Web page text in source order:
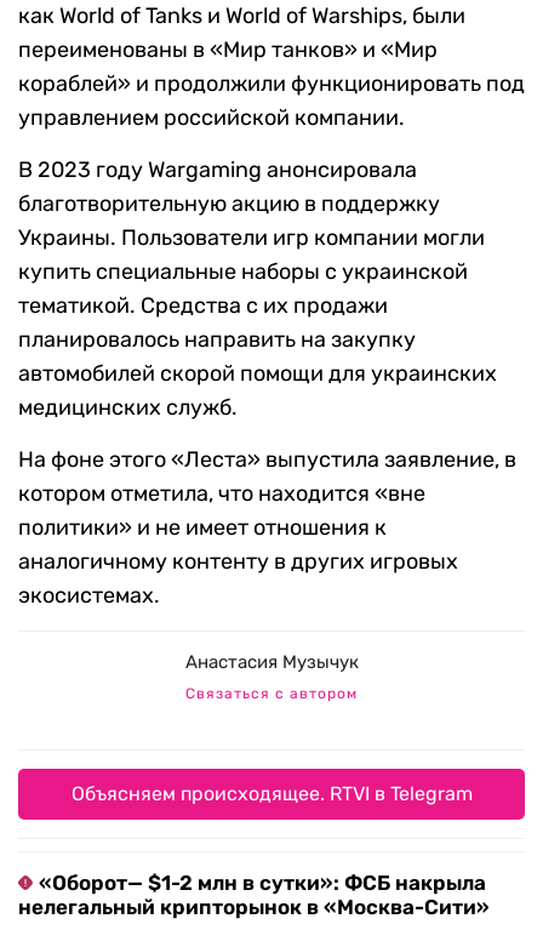
как World of Tanks и World of Warships, были
переименованы в «Мир танков» и «Мир
кораблей» и продолжили функционировать под
управлением российской компании.
В 2023 году Wargaming анонсировала
благотворительную акцию в поддержку
Украины. Пользователи игр компании могли
купить специальные наборы с украинской
тематикой. Средства с их продажи
планировалось направить на закупку
автомобилей скорой помощи для украинских
медицинских служб.
На фоне этого «Леста» выпустила заявление, в
котором отметила, что находится «вне
политики» и не имеет отношения к
аналогичному контенту в других игровых
экосистемах.
Анастасия Музычук
Связаться с автором
Объясняем происходящее. RTVI в Telegram
«Оборот— $1-2 млн в сутки»: ФСБ накрыла
нелегальный крипторынок в «Москва-Сити»